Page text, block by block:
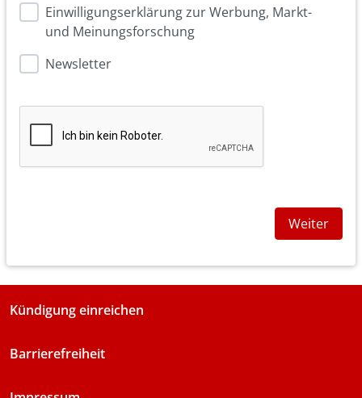
Einwilligungserklärung zur Werbung, Markt-
und Meinungsforschung
Newsletter
Weiter
Kündigung einreichen
Barrierefreiheit